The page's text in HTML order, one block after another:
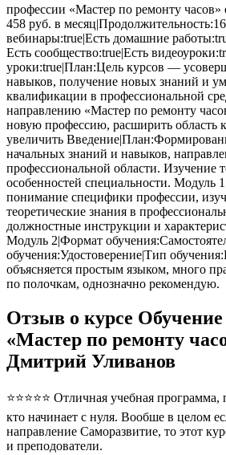
профессии «Мастер по ремонту часов»
458 руб. в
вебинары:true|Есть домашние
Есть сообщество:true|Есть
уроки:true|План:Цель курсов —
навыков, получение новых знаний и
квалификации в профессиональной
направлению «Мастер по ремонту
новую профессию, расширить область
увеличить
начальных знаний и навыков,
профессиональной области. Изучение
особенностей специальности. Модуль
понимание специфики профессии,
теоретические знания в
должностные инструкции и
Модуль 2|Формат
обучения:Удостоверение|Тип
объясняется простым языком, много
по полочкам, однозначно рекомендую.
Отзыв о курсе
«Мастер по ремонту
Дмитрий Уливанов
⭐⭐⭐⭐⭐ Отличная учебная
кто начинает с нуля. Вообше в целом
направление Саморазвитие, то этот
и преподователи.